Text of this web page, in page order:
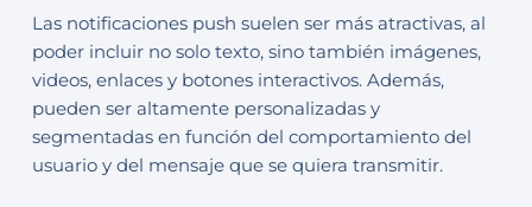
Las notificaciones push suelen ser más atractivas, al
poder incluir no solo texto, sino también imágenes,
videos, enlaces y botones interactivos. Además,
pueden ser altamente personalizadas y
segmentadas en función del comportamiento del
usuario y del mensaje que se quiera transmitir.